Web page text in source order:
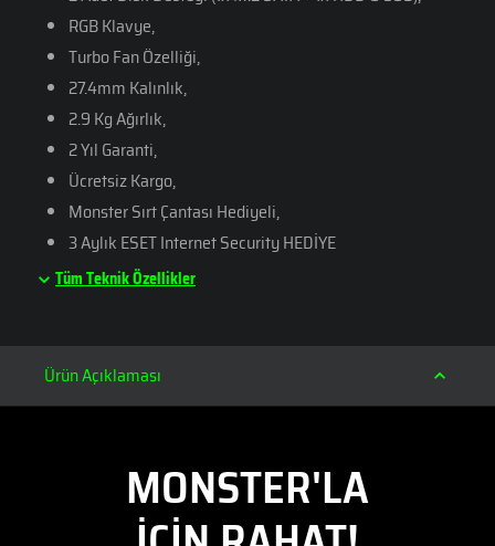
RGB Klavye,
Turbo Fan Özelliği,
27.4mm Kalınlık,
2.9 Kg Ağırlık,
2 Yıl Garanti,
Ücretsiz Kargo,
Monster Sırt Çantası Hediyeli,
3 Aylık ESET Internet Security HEDİYE
Tüm Teknik Özellikler
Ürün Açıklaması
MONSTER'LA